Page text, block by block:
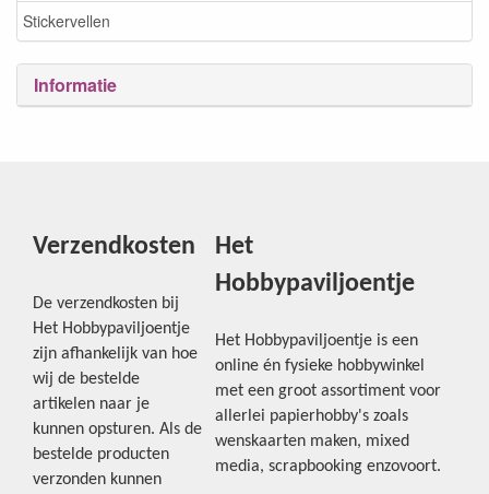
Stickervellen
Informatie
Verzendkosten
De verzendkosten bij
Het Hobbypaviljoentje
zijn afhankelijk van hoe
wij de bestelde
artikelen naar je
kunnen opsturen. Als de
bestelde producten
verzonden kunnen
Het
Hobbypaviljoentje
Het Hobbypaviljoentje is een
online én fysieke hobbywinkel
met een groot assortiment voor
allerlei papierhobby's zoals
wenskaarten maken, mixed
media, scrapbooking enzovoort.